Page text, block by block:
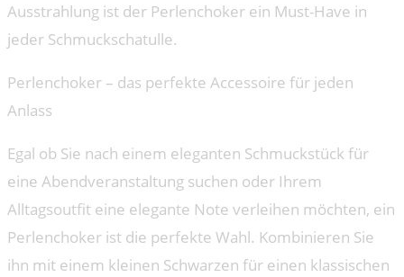
Ausstrahlung ist der Perlenchoker ein Must-Have in
jeder Schmuckschatulle.
Perlenchoker – das perfekte Accessoire für jeden
Anlass
Egal ob Sie nach einem eleganten Schmuckstück für
eine Abendveranstaltung suchen oder Ihrem
Alltagsoutfit eine elegante Note verleihen möchten, ein
Perlenchoker ist die perfekte Wahl. Kombinieren Sie
ihn mit einem kleinen Schwarzen für einen klassischen